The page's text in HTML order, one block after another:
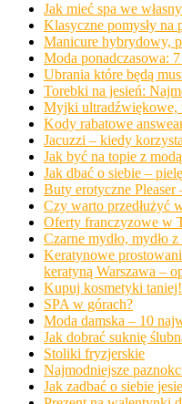
Jak mieć spa we
Klasyczne pomysły na
Manicure hybrydowy,
Moda ponadczasowa:
Ubrania które będą
Torebki na jesień:
Myjki ultradźwiękowe,
Kody rabatowe
Jacuzzi – kiedy
Jak być na topie z
Jak dbać o siebie –
Buty erotyczne
Czy warto przedłużyć
Oferty franczyzowe w
Czarne mydło, mydło
Keratynowe
keratyną Warszawa –
Kupuj kosmetyki
SPA w górach?
Moda damska – 10
Jak dobrać suknię
Stoliki fryzjerskie
Najmodniejsze
Jak zadbać o siebie